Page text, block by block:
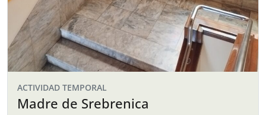
ACTIVIDAD TEMPORAL
Madre de Srebrenica